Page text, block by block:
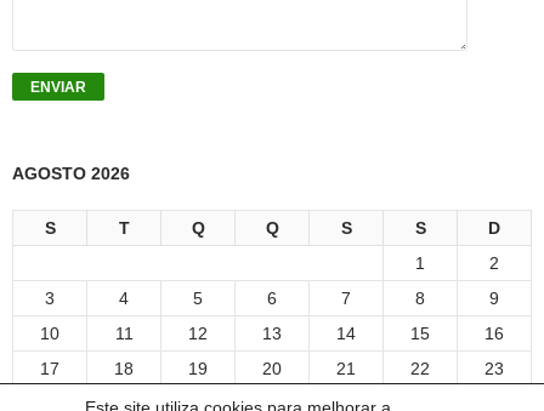
AGOSTO 2026
S T Q Q S S
D
1
2
3
4 5 6 7 8
9
10
11 12 13 14 15
16
17
18 19 20 21 22
23
25 26 27 28